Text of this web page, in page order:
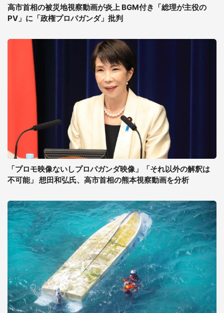
高市首相の被災地視察動画が炎上 BGM付き「総理が主役の
PV」に「政権プロパガンダ」批判
「プロモ映像ないしプロパガンダ映像」「それ以外の解釈は
不可能」 想田和弘氏、高市首相の熊本視察動画を分析